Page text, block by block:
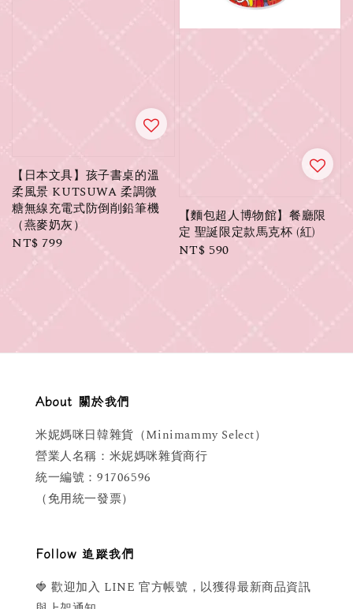
【日本文具】孩子書桌的溫
柔風景 KUTSUWA 柔調微
糖無線充電式防倒削鉛筆機
（燕麥奶灰）
Regular
NT$ 799
【麵包超人博物館】餐廳限
定 聖誕限定款馬克杯 (紅)
Regular
NT$ 590
About 關於我們
米妮媽咪日韓雜貨（Minimammy Select）
營業人名稱：米妮媽咪雜貨商行
統一編號：91706596
（免用統一發票）
Follow 追蹤我們
🍓 歡迎加入 LINE 官方帳號，以獲得最新商品資訊